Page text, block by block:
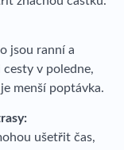
jsou ranní a
v poledne,
menší poptávka.
ušetřit čas,